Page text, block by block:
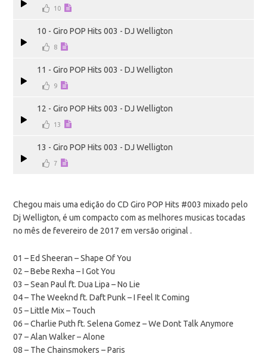
10
10 - Giro POP Hits 003 - DJ Welligton
8
11 - Giro POP Hits 003 - DJ Welligton
9
12 - Giro POP Hits 003 - DJ Welligton
13
13 - Giro POP Hits 003 - DJ Welligton
7
Chegou mais uma edição do CD Giro POP Hits #003 mixado pelo
Dj Welligton, é um compacto com as melhores musicas tocadas
no mês de fevereiro de 2017 em versão original .
01 – Ed Sheeran – Shape Of You
02 – Bebe Rexha – I Got You
03 – Sean Paul ft. Dua Lipa – No Lie
04 – The Weeknd ft. Daft Punk – I Feel It Coming
05 – Little Mix – Touch
06 – Charlie Puth ft. Selena Gomez – We Dont Talk Anymore
07 – Alan Walker – Alone
08 – The Chainsmokers – Paris